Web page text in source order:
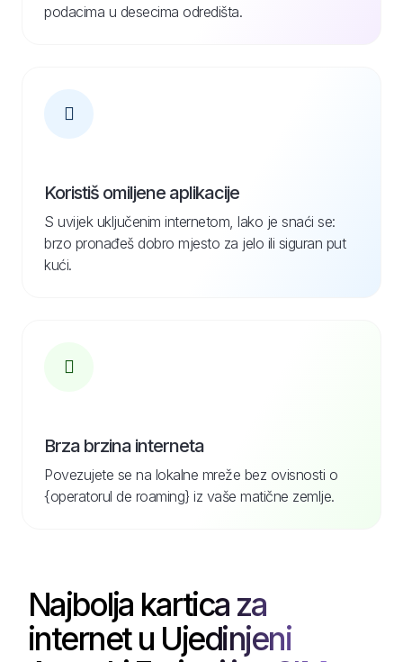
podacima u desecima odredišta.
Koristiš omiljene aplikacije
S uvijek uključenim internetom, lako je snaći se:
brzo pronađeš dobro mjesto za jelo ili siguran put
kući.
Brza brzina interneta
Povezujete se na lokalne mreže bez ovisnosti o
{operatorul de roaming} iz vaše matične zemlje.
Najbolja kartica za
internet u Ujedinjeni